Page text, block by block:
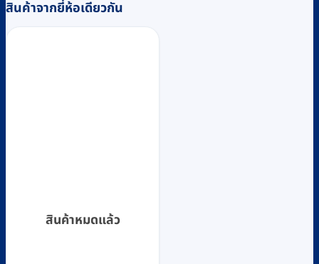
สินค้าจากยี่ห้อเดียวกัน
สินค้าหมดแล้ว